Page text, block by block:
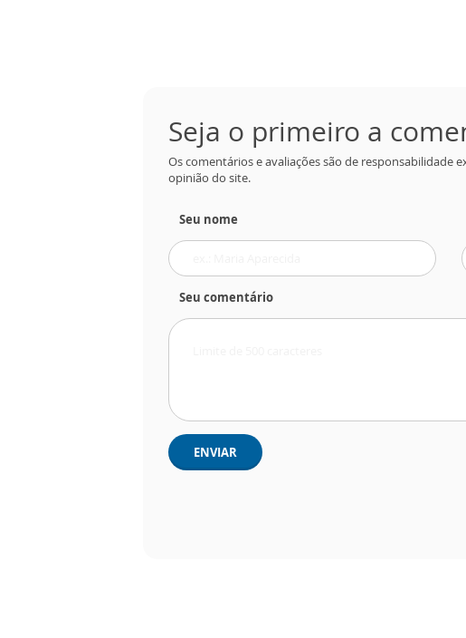
Seja o primeiro a
Os comentários e avaliações são de responsabilidade
opinião do site.
Seu nome
Seu comentário
ENVIAR